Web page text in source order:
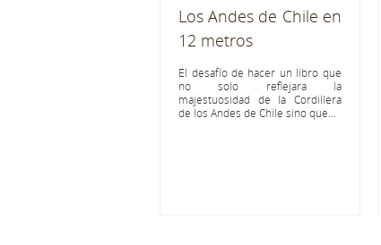
Los Andes de Chile en
12 metros
El desafío de hacer un libro que
no solo reflejara la
majestuosidad de la Cordillera
de los Andes de Chile sino que...